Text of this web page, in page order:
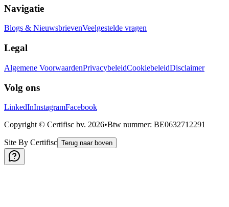
Navigatie
Blogs & NieuwsbrievenVeelgestelde vragen
Legal
Algemene VoorwaardenPrivacybeleidCookiebeleidDisclaimer
Volg ons
LinkedInInstagramFacebook
Copyright © Certifisc bv. 2026•Btw nummer: BE0632712291
Site By Certifisc Terug naar boven